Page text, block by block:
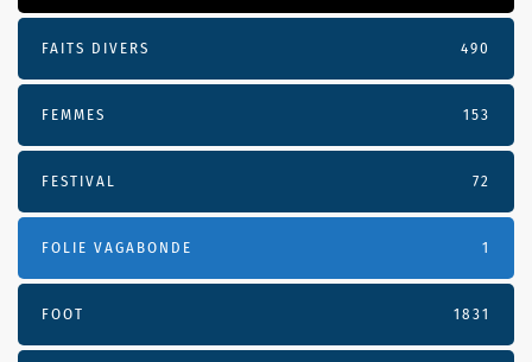
FAITS DIVERS 490
FEMMES 153
FESTIVAL 72
FOLIE VAGABONDE 1
FOOT 1831